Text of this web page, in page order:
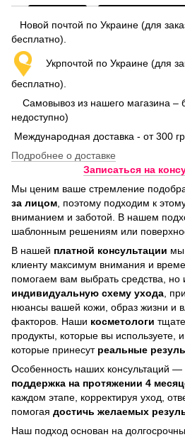
Новой почтой по Украине (для
бесплатно).
Укрпочтой по Украине (для
бесплатно).
Самовывоз из нашего магазина –
недоступно)
Международная доставка - от 300
Подробнее о доставке
Записаться на
Мы ценим ваше стремление
за лицом , поэтому подходим к
вниманием и заботой. В нашем
шаблонным решениям или
В нашей платной консультации мы
клиенту максимум внимания и
помогаем вам выбрать средства, но
индивидуальную схему ухода ,
нюансы вашей кожи, образ жизни и
факторов. Наши косметологи
продукты, которые вы используете,
которые принесут реальные
Особенность наших консультаций —
поддержка на протяжении 4
каждом этапе, корректируя уход,
помогая достичь желаемых
Наш подход основан на